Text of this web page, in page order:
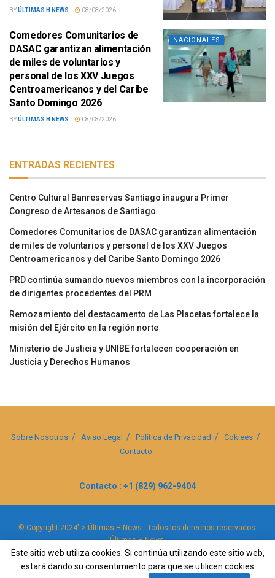
BYÚLTIMAS H NEWS 08/08/2026
NACIONALES
Comedores Comunitarios de
DASAC garantizan alimentación
de miles de voluntarios y
personal de los XXV Juegos
Centroamericanos y del Caribe
Santo Domingo 2026
BYÚLTIMAS H NEWS 08/08/2026
ENTRADAS RECIENTES
Centro Cultural Banreservas Santiago inaugura Primer
Congreso de Artesanos de Santiago
Comedores Comunitarios de DASAC garantizan alimentación
de miles de voluntarios y personal de los XXV Juegos
Centroamericanos y del Caribe Santo Domingo 2026
PRD continúa sumando nuevos miembros con la incorporación
de dirigentes procedentes del PRM
Remozamiento del destacamento de Las Placetas fortalece la
misión del Ejército en la región norte
Ministerio de Justicia y UNIBE fortalecen cooperación en
Justicia y Derechos Humanos
Sobre Nosotros Aviso Legal Politica de Privacidad
Cokiees
Contacto
Contacto : +1 (829) 962-9404
© Copyright 2024" > Últimas H News - Todos los derechos reservados.
Últimas H News.
Este sitio web utiliza cookies. Si continúa utilizando este sitio web,
estará dando su consentimiento para que se utilicen cookies